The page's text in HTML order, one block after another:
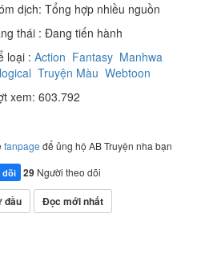
dịch: Tổng hợp nhiều nguồn
thái : Đang tiến hành
loại : Action Fantasy Manhwa
Truyện Màu Webtoon
xem: 603.792
fanpage để ủng hộ AB Truyện nha bạn
dõi 29 Người theo dõi
đầu Đọc mới nhất